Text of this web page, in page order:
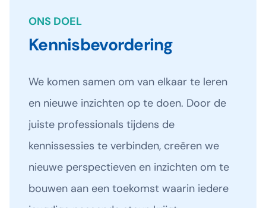
ONS DOEL
Kennisbevordering
We komen samen om van elkaar te leren
en nieuwe inzichten op te doen. Door de
juiste professionals tijdens de
kennissessies te verbinden, creëren we
nieuwe perspectieven en inzichten om te
bouwen aan een toekomst waarin iedere